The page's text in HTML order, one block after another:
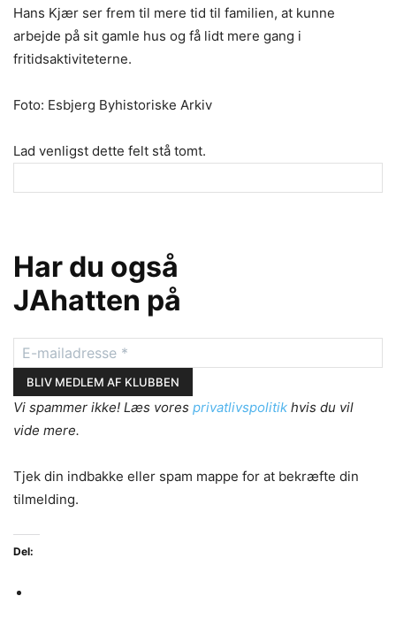
Hans Kjær ser frem til mere tid til familien, at kunne
arbejde på sit gamle hus og få lidt mere gang i
fritidsaktiviteterne.
Foto: Esbjerg Byhistoriske Arkiv
Lad venligst dette felt stå tomt.
Har du også
JAhatten på
Vi spammer ikke! Læs vores privatlivspolitik hvis du vil
vide mere.
Tjek din indbakke eller spam mappe for at bekræfte din
tilmelding.
Del: